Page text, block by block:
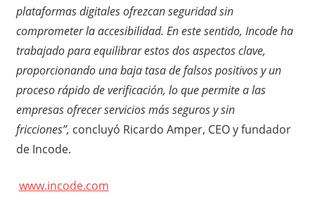
plataformas digitales ofrezcan seguridad sin
comprometer la accesibilidad. En este sentido, Incode ha
trabajado para equilibrar estos dos aspectos clave,
proporcionando una baja tasa de falsos positivos y un
proceso rápido de verificación, lo que permite a las
empresas ofrecer servicios más seguros y sin
fricciones”, concluyó Ricardo Amper, CEO y fundador
de Incode.
www.incode.com